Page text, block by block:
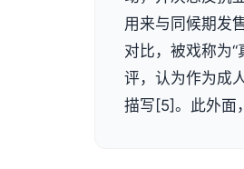
用来与同候期发
对比，被戏称为
评，认为作为成
描写[5]。此外面